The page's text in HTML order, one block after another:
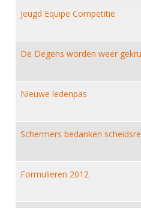
Promotie en logo
Geschiedenis van het schermen
Jeugd Equipe Competitie
De Degens worden weer
Nieuwe ledenpas
Schermers bedanken
Formulieren 2012